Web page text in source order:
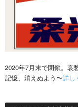
2020年7月末で閉鎖。哀
記憶、消えぬよう〜詳し